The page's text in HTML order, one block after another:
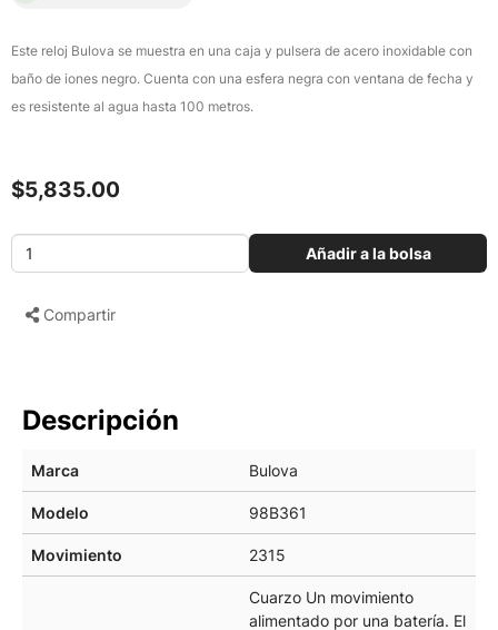
Este reloj Bulova se muestra en una caja y pulsera de acero inoxidable con
baño de iones negro. Cuenta con una esfera negra con ventana de fecha y
es resistente al agua hasta 100 metros.
$5,835.00
Añadir a la bolsa
Compartir
Descripción
Marca Bulova
Modelo 98B361
Movimiento 2315
Cuarzo Un movimiento
alimentado por una batería. El